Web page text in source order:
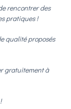
rencontrer des
pratiques !
qualité proposés
gratuitement à